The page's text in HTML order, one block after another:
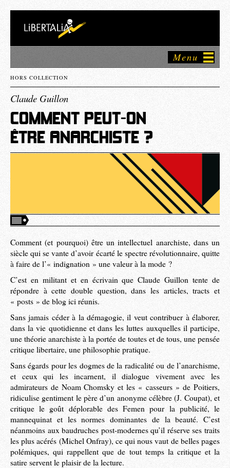
Menu
HORS COLLECTION
Claude Guillon
COMMENT PEUT-ON
ÊTRE ANARCHISTE ?
Comment (et pourquoi) être un intellectuel anarchiste, dans un
siècle qui se vante d’avoir écarté le spectre révolutionnaire, quitte
à faire de l’« indignation » une valeur à la mode ?
C’est en militant et en écrivain que Claude Guillon tente de
répondre à cette double question, dans les articles, tracts et
« posts » de blog ici réunis.
Sans jamais céder à la démagogie, il veut contribuer à élaborer,
dans la vie quotidienne et dans les luttes auxquelles il participe,
une théorie anarchiste à la portée de toutes et de tous, une pensée
critique libertaire, une philosophie pratique.
Sans égards pour les dogmes de la radicalité ou de l’anarchisme,
et ceux qui les incarnent, il dialogue vivement avec les
admirateurs de Noam Chomsky et les « casseurs » de Poitiers,
ridiculise gentiment le père d’un anonyme célèbre (J. Coupat), et
critique le goût déplorable des Femen pour la publicité, le
mannequinat et les normes dominantes de la beauté. C’est
néanmoins aux baudruches post-modernes qu’il réserve ses traits
les plus acérés (Michel Onfray), ce qui nous vaut de belles pages
polémiques, qui rappellent que de tout temps la critique et la
satire servent le plaisir de la lecture.